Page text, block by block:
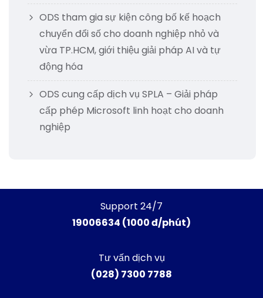
ODS tham gia sự kiện công bố kế hoạch
chuyển đổi số cho doanh nghiệp nhỏ và
vừa TP.HCM, giới thiệu giải pháp AI và tự
động hóa
ODS cung cấp dịch vụ SPLA – Giải pháp
cấp phép Microsoft linh hoạt cho doanh
nghiệp
Support 24/7
19006634 (1000 đ/phút)
Tư vấn dịch vụ
(028) 7300 7788